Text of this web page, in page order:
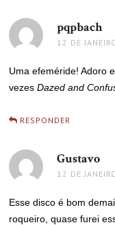
pqpbach
12 DE
Uma efeméride! Adoro
vezesDazed and
RESPONDER
Gustavo
12 DE
Esse disco é bom
roqueiro, quase furei